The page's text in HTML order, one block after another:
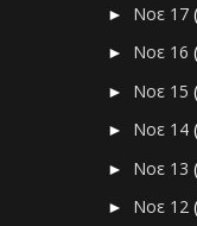
► Νοε 17
► Νοε 16
► Νοε 15
► Νοε 14
► Νοε 13
► Νοε 12